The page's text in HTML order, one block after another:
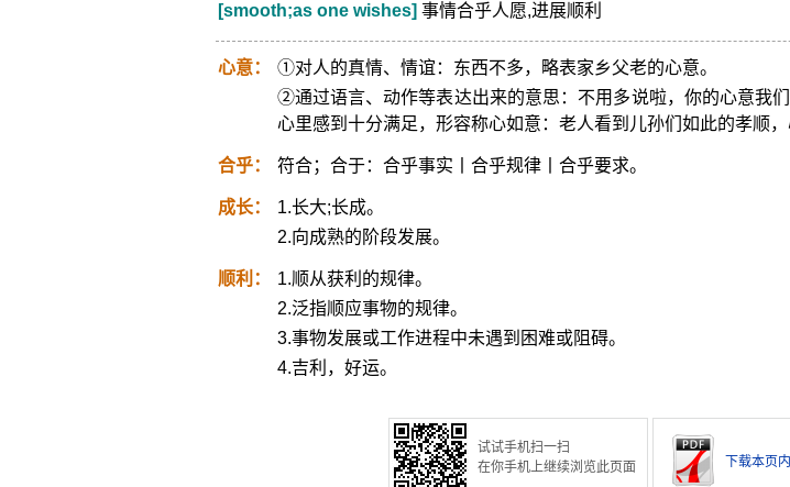
[smooth;as one wishes] 事情合乎人愿,进展顺利
心意：
①对人的真情、情谊：东西不多，略表家乡父老的心意。
②通过语言、动作等表达出来的意思：不用多说啦，你的心意我
心里感到十分满足，形容称心如意：老人看到儿孙们如此的孝顺，
合乎： 符合；合于：合乎事实丨合乎规律丨合乎要求。
成长：
1.长大;长成。
2.向成熟的阶段发展。
顺利：
1.顺从获利的规律。
2.泛指顺应事物的规律。
3.事物发展或工作进程中未遇到困难或阻碍。
4.吉利，好运。
试试手机扫一扫
在你手机上继续浏览此页面
下载本页